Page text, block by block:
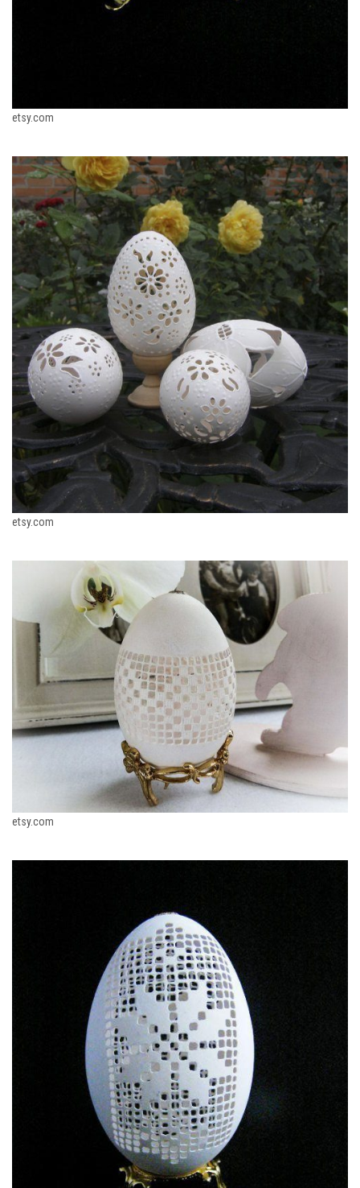
etsy.com
etsy.com
etsy.com